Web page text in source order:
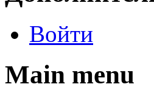
Войти
Main menu